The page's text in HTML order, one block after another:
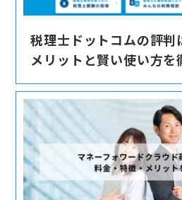
税理士ドットコムの評判
メリットと賢い使い方を